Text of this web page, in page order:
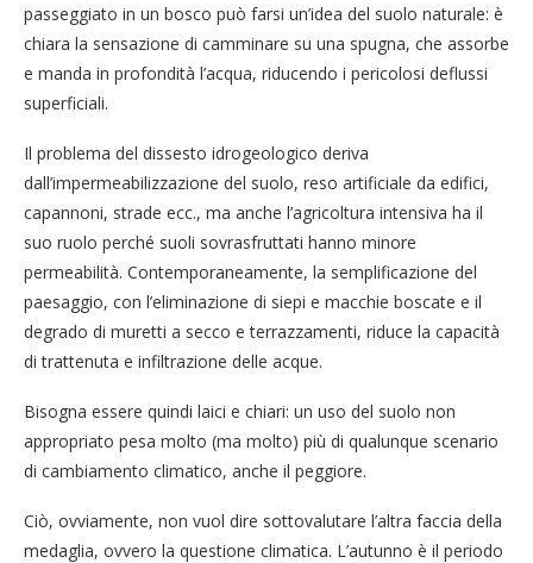
passeggiato in un bosco può farsi un’idea del suolo naturale: è
chiara la sensazione di camminare su una spugna, che assorbe
e manda in profondità l’acqua, riducendo i pericolosi deflussi
superficiali.
Il problema del dissesto idrogeologico deriva
dall’impermeabilizzazione del suolo, reso artificiale da edifici,
capannoni, strade ecc., ma anche l’agricoltura intensiva ha il
suo ruolo perché suoli sovrasfruttati hanno minore
permeabilità. Contemporaneamente, la semplificazione del
paesaggio, con l’eliminazione di siepi e macchie boscate e il
degrado di muretti a secco e terrazzamenti, riduce la capacità
di trattenuta e infiltrazione delle acque.
Bisogna essere quindi laici e chiari: un uso del suolo non
appropriato pesa molto (ma molto) più di qualunque scenario
di cambiamento climatico, anche il peggiore.
Ciò, ovviamente, non vuol dire sottovalutare l’altra faccia della
medaglia, ovvero la questione climatica. L’autunno è il periodo